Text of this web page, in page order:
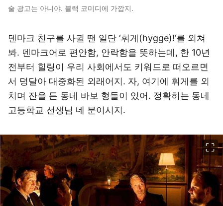
술 광고는 아니야. 블랙 코미디에 가깝지.
덴마크 친구를 사귈 땐 일단 ‘휘게(hygge)!’를 외쳐
봐. 덴마크어로 편안함, 안락함을 뜻하는데, 한 10년
전부터 힐링이 우리 사회에서도 키워드로 떠오르면
서 덩달아 대중화된 외래어지. 자, 여기에 휘게를 외
치며 잔을 든 동네 바보 형들이 있어. 정확히는 동네
고등학교 선생님 네 분이시지.